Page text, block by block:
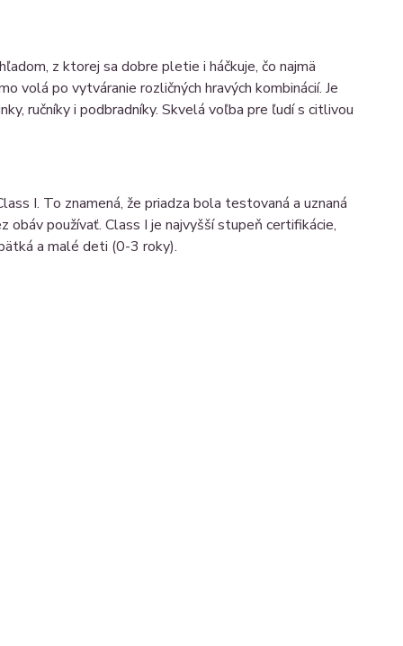
z ktorej sa dobre pletie i háčkuje, čo najmä
volá po vytváranie rozličných hravých kombinácií. Je
ručníky i podbradníky. Skvelá voľba pre ľudí s citlivou
I. To znamená, že priadza bola testovaná a uznaná
obáv používať. Class I je najvyšší stupeň certifikácie,
a malé deti (0-3 roky).